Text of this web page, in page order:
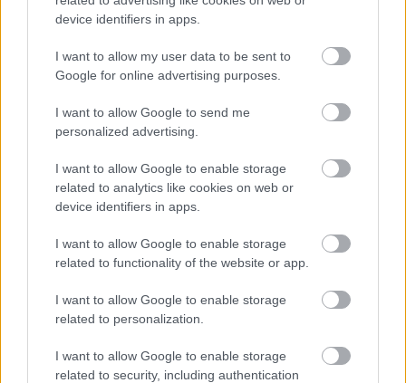
device identifiers in apps.
I want to allow my user data to be sent to
Google for online advertising purposes.
I want to allow Google to send me
personalized advertising.
I want to allow Google to enable storage
related to analytics like cookies on web or
device identifiers in apps.
I want to allow Google to enable storage
related to functionality of the website or app.
I want to allow Google to enable storage
related to personalization.
I want to allow Google to enable storage
related to security, including authentication
Gazzetta. Ακολούθησέ μας και στοGoogle News
ΔΙΑΒΑΣΕ ΑΚΟΜΗ:
Άρης: Ανακοίνωσε την απόκτηση του Άνταμ Μοκόκα
Έβανς: Τον αποκτά ομάδα της Euroleague και τον δίνει
δανεικό
Μαυροπάνος: Στο... μικροσκόπιο της Λεβερκούζεν ο
Έλληνας διεθνής
ΝΟΒΑΚ ΤΖΟΚΟΒΙΤΣ